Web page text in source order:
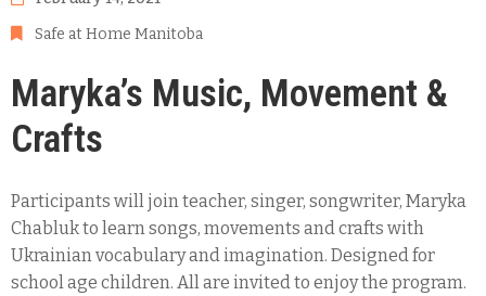
Safe at Home Manitoba
Maryka’s Music, Movement &
Crafts
Participants will join teacher, singer, songwriter, Maryka
Chabluk to learn songs, movements and crafts with
Ukrainian vocabulary and imagination. Designed for
school age children. All are invited to enjoy the program.